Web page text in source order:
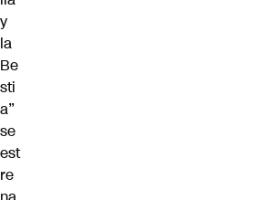
y
la
Be
sti
a”
se
est
re